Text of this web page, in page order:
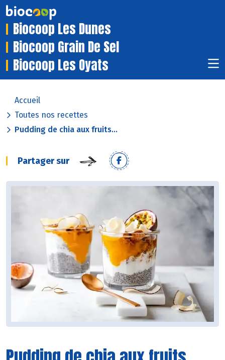
Biocoop Les Dunes
Biocoop Grain De Sel
Biocoop Les Oyats
Accueil
Toutes nos recettes
Pudding de chia aux fruits...
Partager sur